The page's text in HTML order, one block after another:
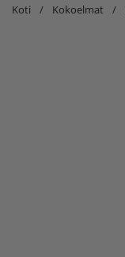
Koti / Kokoelmat /